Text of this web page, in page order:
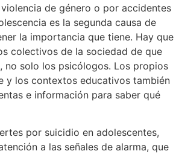
de género o por accidentes
es la segunda causa de
la importancia que tiene. Hay que
colectivos de la sociedad de que
no solo los psicólogos. Los propios
y los contextos educativos también
e información para saber qué
por suicidio en adolescentes,
a las señales de alarma, que